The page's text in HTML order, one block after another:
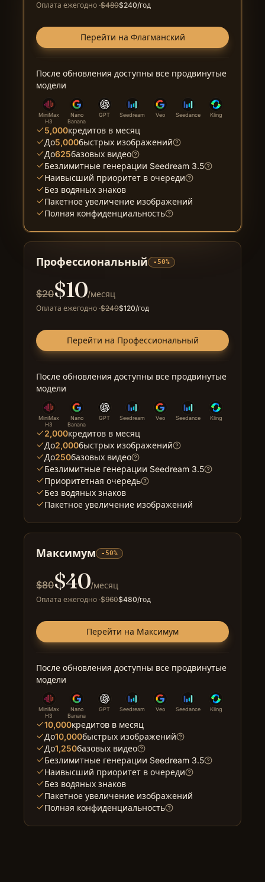
Профессиональный -50%
$20$10/месяц
Оплата ежегодно ·$240$120/год
Перейти на Профессиональный
После обновления доступны все продвинутые
модели
MiniMax
H3
Nano
Banana
GPT Seedream Veo Seedance Kling
2,000кредитов в месяц
До2,000быстрых изображений
До250базовых видео
Безлимитные генерации Seedream 3.5
Приоритетная очередь
Без водяных знаков
Пакетное увеличение изображений
Оплата ежегодно ·$480$240/год
Перейти на Флагманский
После обновления доступны все продвинутые
модели
MiniMax
H3
Nano
Banana
GPT Seedream Veo Seedance Kling
5,000кредитов в месяц
До5,000быстрых изображений
До625базовых видео
Безлимитные генерации Seedream 3.5
Наивысший приоритет в очереди
Без водяных знаков
Пакетное увеличение изображений
Полная конфиденциальность
Максимум -50%
$80$40/месяц
Оплата ежегодно ·$960$480/год
Перейти на Максимум
После обновления доступны все продвинутые
модели
MiniMax
H3
Nano
Banana
GPT Seedream Veo Seedance Kling
10,000кредитов в месяц
До10,000быстрых изображений
До1,250базовых видео
Безлимитные генерации Seedream 3.5
Наивысший приоритет в очереди
Без водяных знаков
Пакетное увеличение изображений
Полная конфиденциальность